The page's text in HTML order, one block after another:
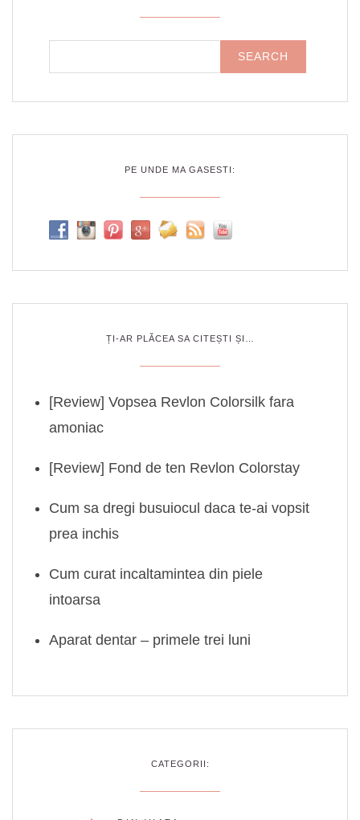
PE UNDE MA GASESTI:
ȚI-AR PLĂCEA SA CITEȘTI ȘI…
[Review] Vopsea Revlon Colorsilk fara
amoniac
[Review] Fond de ten Revlon Colorstay
Cum sa dregi busuiocul daca te-ai vopsit
prea inchis
Cum curat incaltamintea din piele
intoarsa
Aparat dentar – primele trei luni
CATEGORII: